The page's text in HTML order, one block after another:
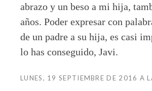
abrazo y un beso a mi hija,
años. Poder expresar con
de un padre a su hija, es casi
lo has conseguido, Javi.
LUNES, 19 SEPTIEMBRE DE 2016 A